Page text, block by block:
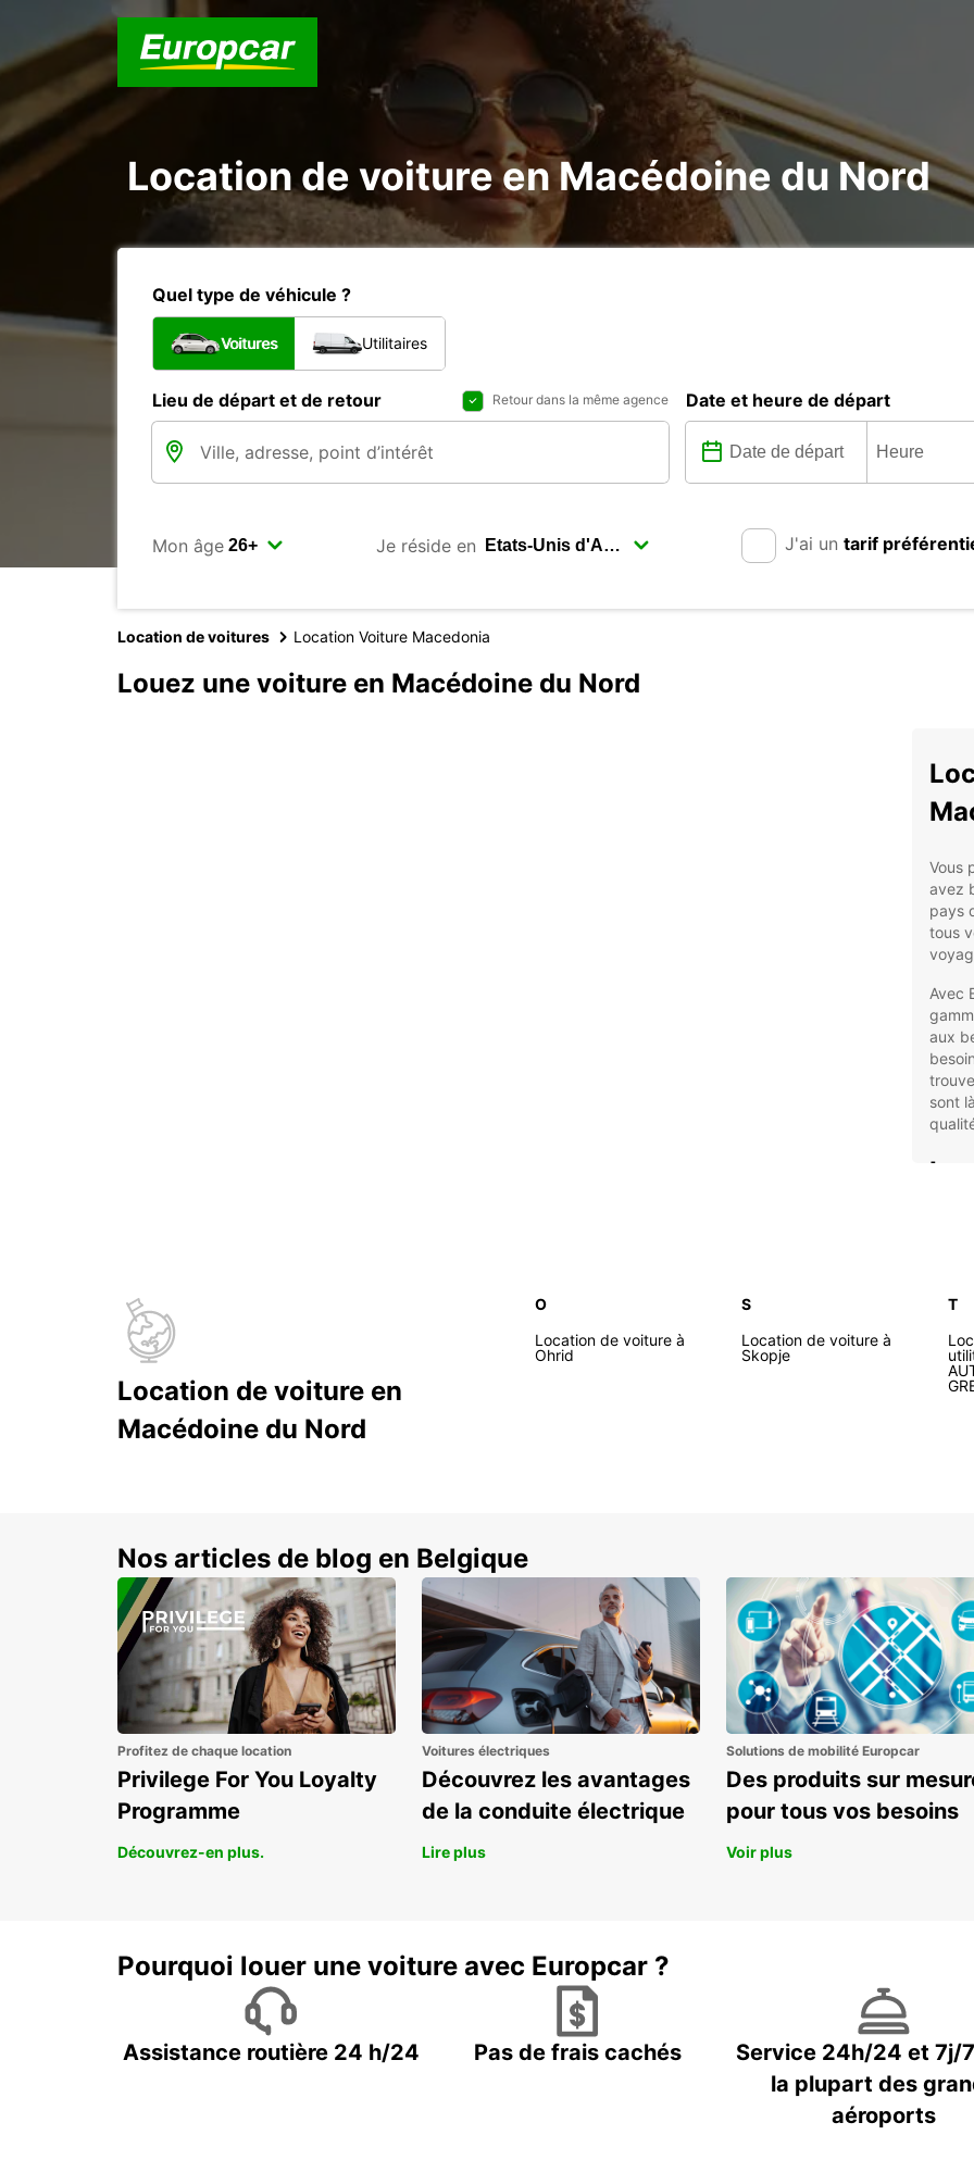
Location de voiture en Macédoine du Nord
Quel type de véhicule ?
Voitures Utilitaires
Lieu de départ et de retour Retour dans la même agence Date et heure de départ
Mon âge Je réside en J'ai un tarif
Location de voitures Location Voiture Macedonia
Louez une voiture en Macédoine du Nord
Vous
avez
pays
tous
Avec
aux
sont
du
vos
Nos
Location de voiture en
Macédoine du Nord
O
Location de voiture à
Ohrid
S
Location de voiture à
Skopje
T
Nos articles de blog en Belgique
Profitez de chaque location
Privilege For You Loyalty
Programme
Découvrez-en plus.
Voitures électriques
Découvrez les avantages
de la conduite électrique
Lire plus
Solutions de mobilité Europcar
Des produits sur
pour tous vos besoins
Voir plus
Pourquoi louer une voiture avec Europcar ?
Assistance routière 24 h/24 Pas de frais cachés
Service 24h/24 et 7j/
la plupart des
aéroports